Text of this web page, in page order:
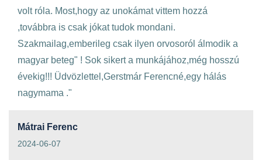
volt róla. Most,hogy az unokámat vittem hozzá
,továbbra is csak jókat tudok mondani.
Szakmailag,emberileg csak ilyen orvosoról álmodik a
magyar beteg" ! Sok sikert a munkájához,még hosszú
évekig!!! Üdvözlettel,Gerstmár Ferencné,egy hálás
nagymama ."
Mátrai Ferenc
2024-06-07